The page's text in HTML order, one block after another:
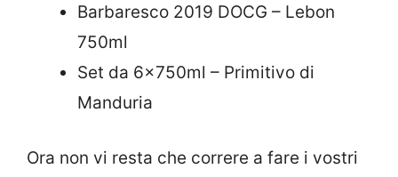
Barbaresco 2019 DOCG – Lebon
750ml
Set da 6x750ml – Primitivo di
Manduria
Ora non vi resta che correre a fare i vostri